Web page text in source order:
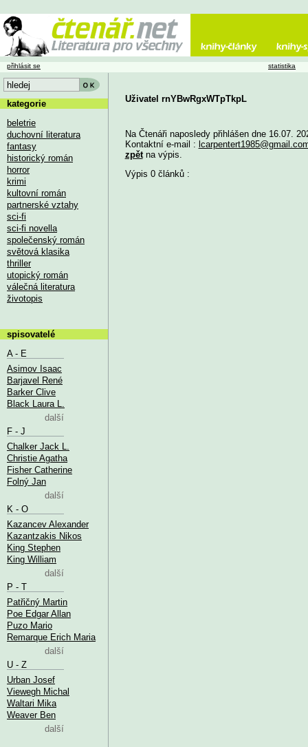
Uživatel rnYBwRgxWTpTkpL
Na Čtenáři naposledy přihlášen dne 16.07.
Kontaktní e-mail :
zpětna výpis.
Výpis 0 článků :
přihlásit se statistika
kategorie
beletrie
duchovní literatura
fantasy
historický román
horror
krimi
kultovní román
partnerské vztahy
sci-fi
sci-fi novella
společenský román
světová klasika
thriller
utopický román
válečná literatura
životopis
spisovatelé
A - E
Asimov Isaac
Barjavel René
Barker Clive
Black Laura L.
další
F - J
Chalker Jack L.
Christie Agatha
Fisher Catherine
Folný Jan
další
K - O
Kazancev Alexander
Kazantzakis Nikos
King Stephen
King William
další
P - T
Patřičný Martin
Poe Edgar Allan
Puzo Mario
Remarque Erich Maria
další
U - Z
Urban Josef
Viewegh Michal
Waltari Mika
Weaver Ben
další